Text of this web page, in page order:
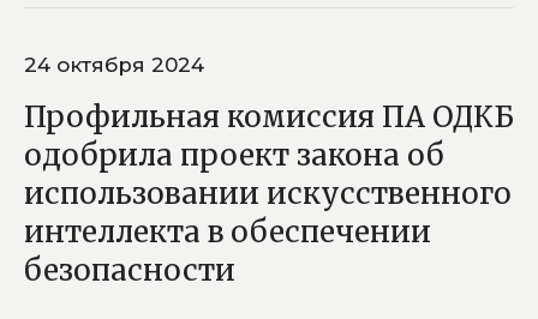
24 октября 2024
Профильная комиссия ПА ОДКБ
одобрила проект закона об
использовании искусственного
интеллекта в обеспечении
безопасности